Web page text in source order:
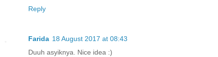
Reply
Farida 18 August 2017 at 08:43
Duuh asyiknya. Nice idea :)